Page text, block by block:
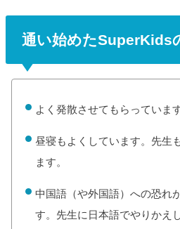
通い始めたSuperKids
よく発散させてもらっています
昼寝もよくしています。先生
ます。
中国語（や外国語）への恐れ
す。先生に日本語でやりかえ